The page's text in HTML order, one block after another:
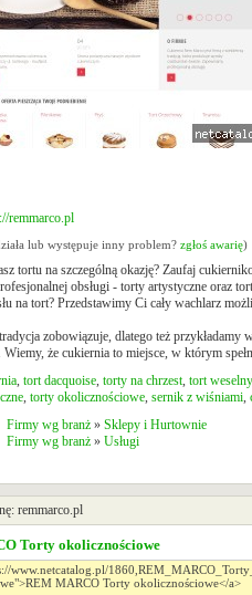
remmarco.pl
lub występuje inny problem? zgłoś awarię)
tortu na szczególną okazję? Zaufaj
obsługi - torty artystyczne oraz
na tort? Przedstawimy Ci cały wachlarz
zobowiązuje, dlatego też
Wiemy, że cukiernia to miejsce, w którym
, tort dacquoise, torty na chrzest, tort weselny
, torty okolicznościowe, sernik z wiśniami,
Firmy wg branż » Sklepy i Hurtownie
Firmy wg branż » Usługi
remmarco.pl
Torty okolicznościowe